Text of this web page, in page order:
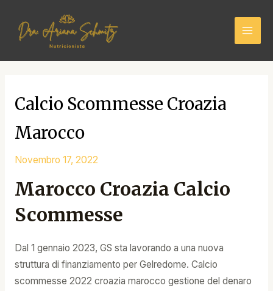
content
Main
Calcio Scommesse Croazia
Marocco
Novembro 17, 2022
Marocco Croazia Calcio
Scommesse
Dal 1 gennaio 2023, GS sta lavorando a una nuova
struttura di finanziamento per Gelredome. Calcio
scommesse 2022 croazia marocco gestione del denaro